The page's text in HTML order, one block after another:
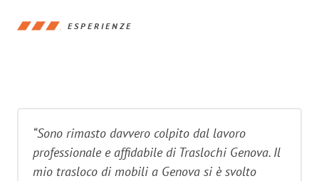
ESPERIENZE
“Sono rimasto davvero colpito dal lavoro
professionale e affidabile di Traslochi Genova. Il
mio trasloco di mobili a Genova si è svolto